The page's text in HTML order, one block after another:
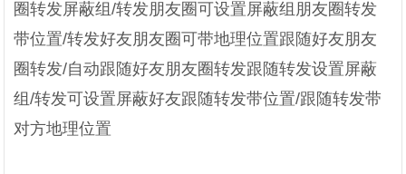
圈转发屏蔽组/转发朋友圈可设置屏蔽组朋友圈转发
带位置/转发好友朋友圈可带地理位置跟随好友朋友
圈转发/自动跟随好友朋友圈转发跟随转发设置屏蔽
组/转发可设置屏蔽好友跟随转发带位置/跟随转发带
对方地理位置